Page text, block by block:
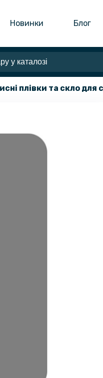
Новинки Блог
плівки та скло для